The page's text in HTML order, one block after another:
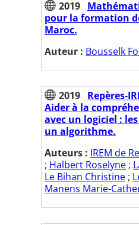
2019
pour la formation
Maroc.
Auteur : Bousselk
2019 Repères-
Aider à la
avec un logiciel :
un algorithme.
Auteurs : IREM de
; Halbert Roselyne ;
Le Bihan Christine ;
Manens Marie-